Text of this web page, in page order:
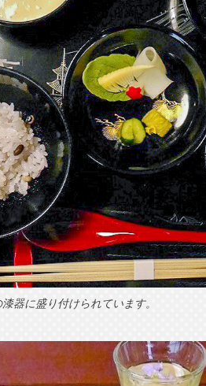
器に盛り付けられています。